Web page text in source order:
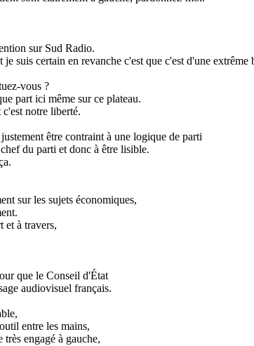
sur Sud Radio.
suis certain en revanche c'est que c'est d'une extrême
vous ?
part ici même sur ce plateau.
notre liberté.
être contraint à une logique de parti
du parti et donc à être lisible.
sur les sujets économiques,
et à travers,
que le Conseil d'État
audiovisuel français.
entre les mains,
engagé à gauche,